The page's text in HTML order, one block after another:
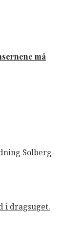
må
Solberg-
i dragsuget.